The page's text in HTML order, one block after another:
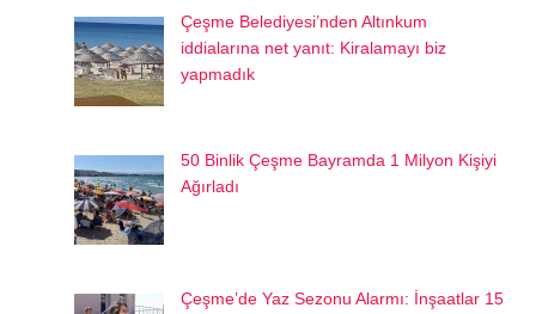
Çeşme Belediyesi’nden Altınkum
iddialarına net yanıt: Kiralamayı biz
yapmadık
50 Binlik Çeşme Bayramda 1 Milyon Kişiyi
Ağırladı
Çeşme’de Yaz Sezonu Alarmı: İnşaatlar 15